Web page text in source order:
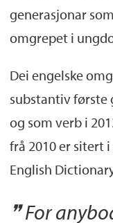
generasjonar
omgrepet i
Dei engelske
substantiv første
og som verb i
frå 2010 er sitert
English
For